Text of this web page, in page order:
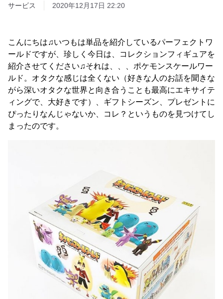
サービス
2020年12月17日 22:20
こんにちは♫いつもは単品を紹介しているパーフェクトワ
ールドですが、珍しく今日は、コレクションフィギュアを
紹介させてください♫それは、、、ポケモンスケールワー
ルド。オタクな感じは全くない（好きな人のお話を聞きな
がら深いオタクな世界と向き合うことも最高にエキサイテ
ィングで、大好きです）、ギフトシーズン、プレゼントに
ぴったりなんじゃないか、コレ？というものを見つけてし
まったのです。